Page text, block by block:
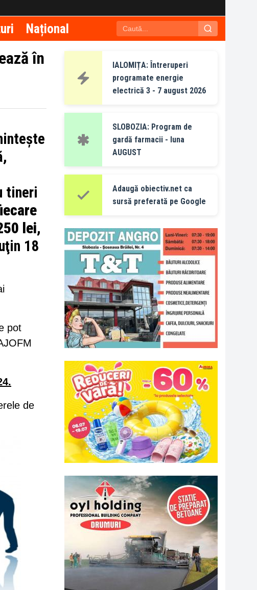
Național
în
tineri
lei,
18
pot
de
IALOMIȚA: Întreruperi
programate energie
electrică 3 - 7 august 2026
SLOBOZIA: Program de
gardă farmacii - luna
AUGUST
Adaugă obiectiv.net ca
sursă preferată pe Google